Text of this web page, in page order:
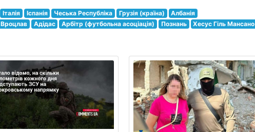
Італія Іспанія Чеська Республіка Грузія (країна)
Албанія
Вроцлав Адідас Арбітр (футбольна асоціація) Познань Хесус Гіль Мансано